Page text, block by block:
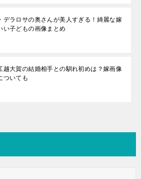
デラロサの奥さんが美人すぎる！綺麗な嫁
い子どもの画像まとめ
越大賀の結婚相手との馴れ初めは？嫁画像
ついても